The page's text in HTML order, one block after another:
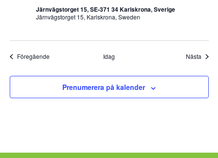
Järnvägstorget 15, SE-371 34 Karlskrona, Sverige
Järnvägstorget 15, Karlskrona, Sweden
FöregåendeEvenemang Idag Nästa
Prenumerera på kalender